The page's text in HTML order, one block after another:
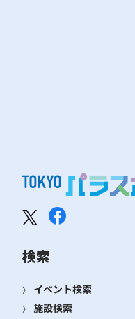
検索
イベント検索
施設検索